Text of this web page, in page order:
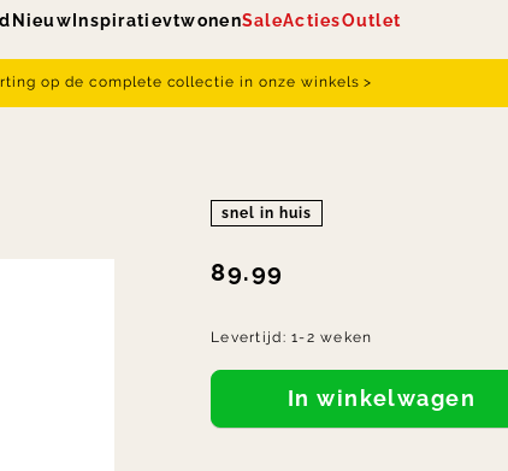
Nieuw InspiratievtwonenSaleActiesOutlet
op de complete collectie in onze winkels >
snel in huis
89.99
Levertijd:1-2 weken
In winkelwagen